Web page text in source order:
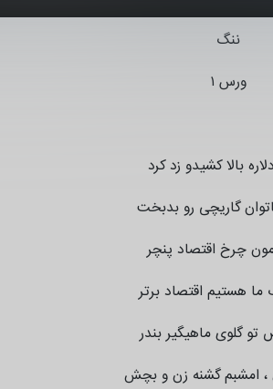
ننگ
ورس ۱
بالا کشیدو زد کرد
گاریچی رو بدبخت
چرخ اقتصاد پنچر
هستیم اقتصاد برتر
گلوی ماهیگیر بندر
، امشبم گشنه زن و بچش